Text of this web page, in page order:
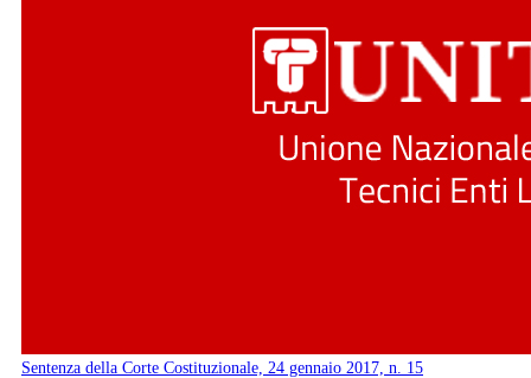
Sentenza della Corte Costituzionale, 24 gennaio 2017, n. 15